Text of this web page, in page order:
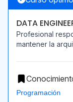
DATA
Profesional
mantener la
Programación